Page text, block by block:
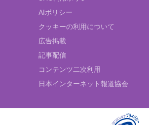
AIポリシー
クッキーの利用について
広告掲載
記事配信
コンテンツ二次利用
日本インターネット報道協会